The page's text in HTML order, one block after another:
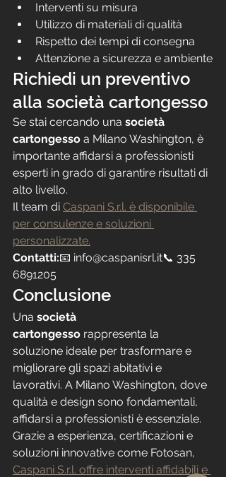
Interventi su misura
Utilizzo di materiali di qualità
Rispetto dei tempi di consegna
Attenzione a sicurezza e ambiente
Richiedi un preventivo
alla società cartongesso
Se stai cercando una società
cartongesso a Milano Washington, è
importante affidarsi a professionisti
esperti in grado di garantire risultati di
alto livello.
Il team di Caspani S.r.l. è disponibile
per consulenze e soluzioni
personalizzate.
Contatti:📧 info@caspanisrl.it📞 335
6891205
Conclusione
Una società
cartongesso rappresenta la
soluzione ideale per trasformare e
migliorare gli spazi abitativi e
lavorativi. A Milano Washington, dove
qualità e design sono fondamentali,
affidarsi a professionisti è essenziale.
Grazie a esperienza, certificazioni e
soluzioni innovative come Fotosan,
Caspani S.r.l. offre interventi affidabili e